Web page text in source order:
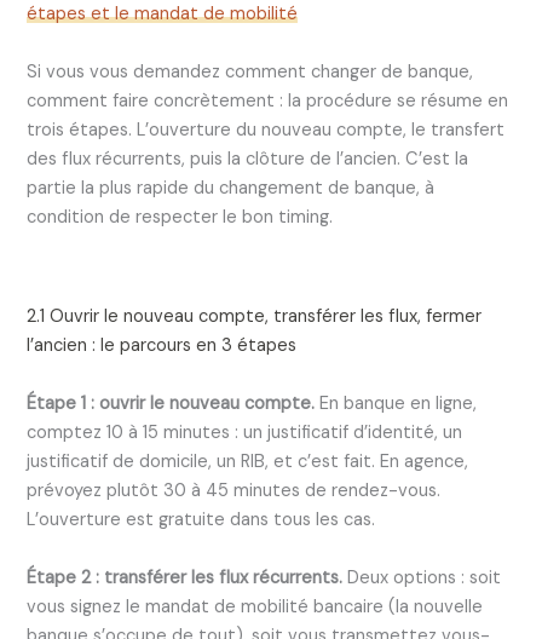
étapes et le mandat de mobilité
Si vous vous demandez comment changer de banque,
comment faire concrètement : la procédure se résume en
trois étapes. L’ouverture du nouveau compte, le transfert
des flux récurrents, puis la clôture de l’ancien. C’est la
partie la plus rapide du changement de banque, à
condition de respecter le bon timing.
2.1 Ouvrir le nouveau compte, transférer les flux, fermer
l’ancien : le parcours en 3 étapes
Étape 1 : ouvrir le nouveau compte. En banque en ligne,
comptez 10 à 15 minutes : un justificatif d’identité, un
justificatif de domicile, un RIB, et c’est fait. En agence,
prévoyez plutôt 30 à 45 minutes de rendez-vous.
L’ouverture est gratuite dans tous les cas.
Étape 2 : transférer les flux récurrents. Deux options : soit
vous signez le mandat de mobilité bancaire (la nouvelle